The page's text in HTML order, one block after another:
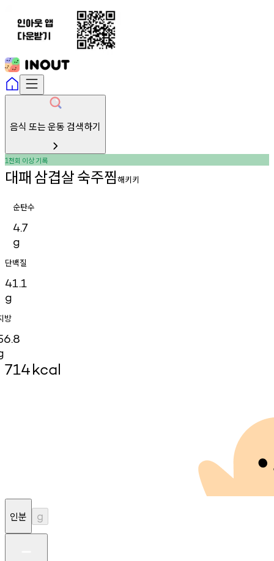
음식 또는 운동 검색하기
1천회 이상기록
대패 삼겹살숙주찜해키키
순탄수
4.7
g
단백질
41.1
g
방
714kcal
인분 g